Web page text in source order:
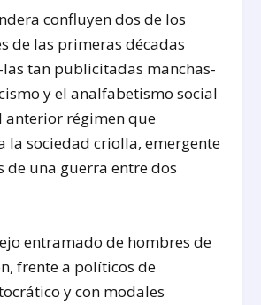
confluyen dos de los
de las primeras décadas
tan publicitadas manchas-
y el analfabetismo social
anterior régimen que
la sociedad criolla, emergente
de una guerra entre dos
entramado de hombres de
frente a políticos de
y con modales